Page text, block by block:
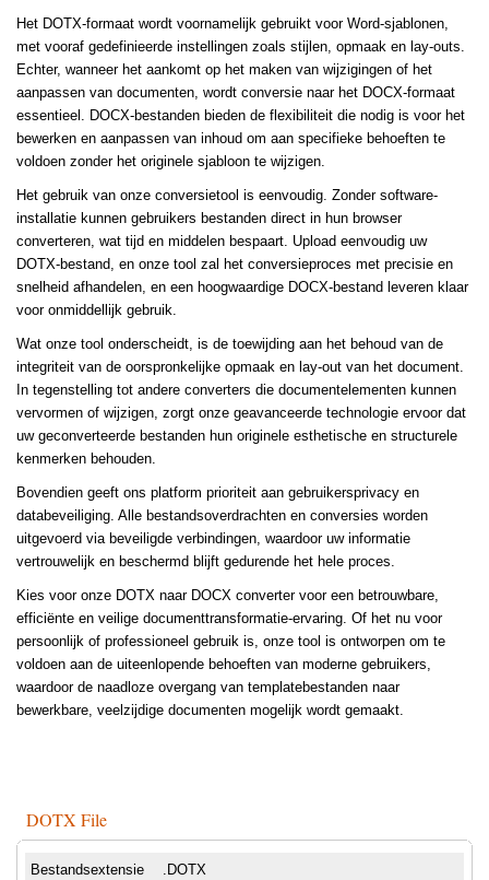
Het DOTX-formaat wordt voornamelijk gebruikt voor Word-sjablonen,
met vooraf gedefinieerde instellingen zoals stijlen, opmaak en lay-outs.
Echter, wanneer het aankomt op het maken van wijzigingen of het
aanpassen van documenten, wordt conversie naar het DOCX-formaat
essentieel. DOCX-bestanden bieden de flexibiliteit die nodig is voor het
bewerken en aanpassen van inhoud om aan specifieke behoeften te
voldoen zonder het originele sjabloon te wijzigen.
Het gebruik van onze conversietool is eenvoudig. Zonder software-
installatie kunnen gebruikers bestanden direct in hun browser
converteren, wat tijd en middelen bespaart. Upload eenvoudig uw
DOTX-bestand, en onze tool zal het conversieproces met precisie en
snelheid afhandelen, en een hoogwaardige DOCX-bestand leveren klaar
voor onmiddellijk gebruik.
Wat onze tool onderscheidt, is de toewijding aan het behoud van de
integriteit van de oorspronkelijke opmaak en lay-out van het document.
In tegenstelling tot andere converters die documentelementen kunnen
vervormen of wijzigen, zorgt onze geavanceerde technologie ervoor dat
uw geconverteerde bestanden hun originele esthetische en structurele
kenmerken behouden.
Bovendien geeft ons platform prioriteit aan gebruikersprivacy en
databeveiliging. Alle bestandsoverdrachten en conversies worden
uitgevoerd via beveiligde verbindingen, waardoor uw informatie
vertrouwelijk en beschermd blijft gedurende het hele proces.
Kies voor onze DOTX naar DOCX converter voor een betrouwbare,
efficiënte en veilige documenttransformatie-ervaring. Of het nu voor
persoonlijk of professioneel gebruik is, onze tool is ontworpen om te
voldoen aan de uiteenlopende behoeften van moderne gebruikers,
waardoor de naadloze overgang van templatebestanden naar
bewerkbare, veelzijdige documenten mogelijk wordt gemaakt.
DOTX File
Bestandsextensie .DOTX